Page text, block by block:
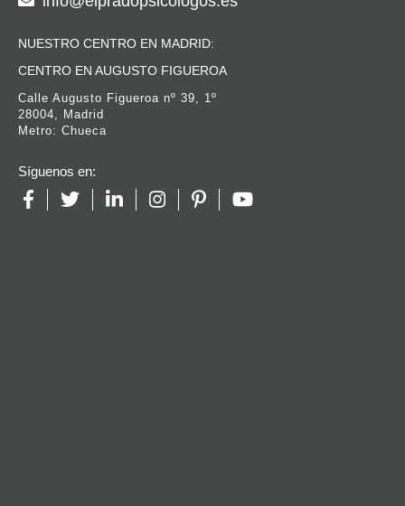
NUESTRO CENTRO EN MADRID:
CENTRO EN AUGUSTO FIGUEROA
Calle Augusto Figueroa nº 39, 1º
28004, Madrid
Metro: Chueca
Síguenos en: